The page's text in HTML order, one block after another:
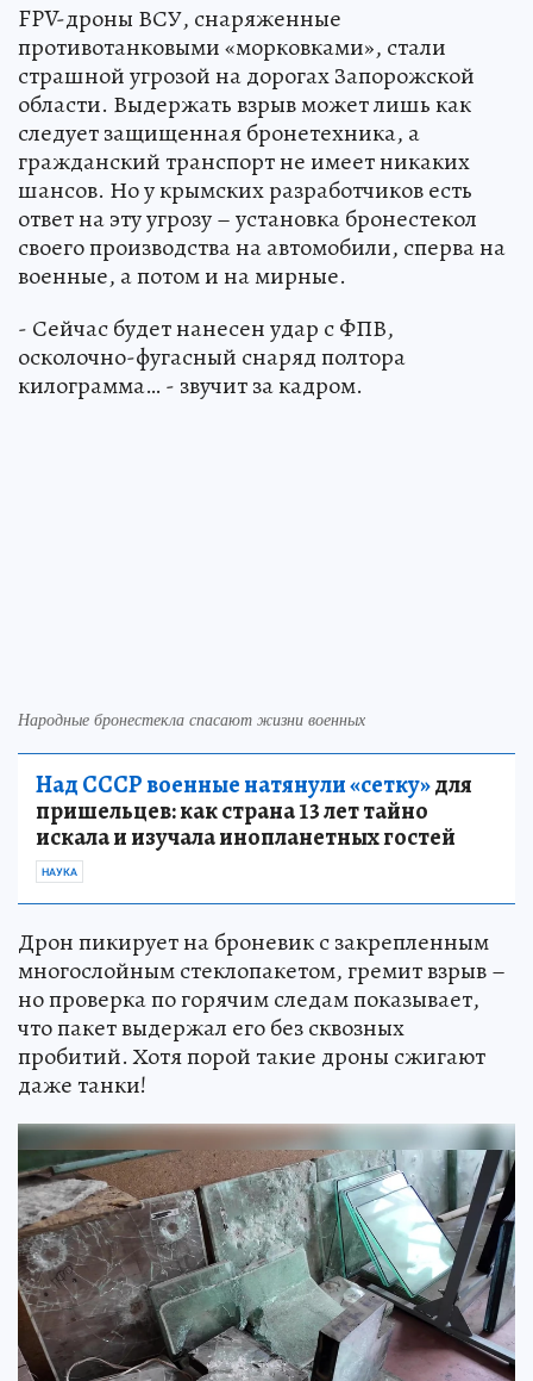
FPV-дроны ВСУ, снаряженные
противотанковыми «морковками», стали
страшной угрозой на дорогах Запорожской
области. Выдержать взрыв может лишь как
следует защищенная бронетехника, а
гражданский транспорт не имеет никаких
шансов. Но у крымских разработчиков есть
ответ на эту угрозу – установка бронестекол
своего производства на автомобили, сперва на
военные, а потом и на мирные.
- Сейчас будет нанесен удар с ФПВ,
осколочно-фугасный снаряд полтора
килограмма… - звучит за кадром.
Народные бронестекла спасают жизни военных
Над СССР военные натянули «сетку»для
пришельцев: как страна 13 лет тайно
искала и изучала инопланетных гостей
НАУКА
Дрон пикирует на броневик с закрепленным
многослойным стеклопакетом, гремит взрыв –
но проверка по горячим следам показывает,
что пакет выдержал его без сквозных
пробитий. Хотя порой такие дроны сжигают
даже танки!